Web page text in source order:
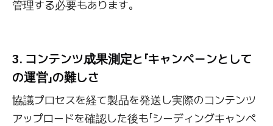
管理する必要もあります。
3. コンテンツ成果測定と「キャンペーンとして
の運営」の難しさ
協議プロセスを経て製品を発送し実際のコンテンツ
アップロードを確認した後も「シーディングキャンペ